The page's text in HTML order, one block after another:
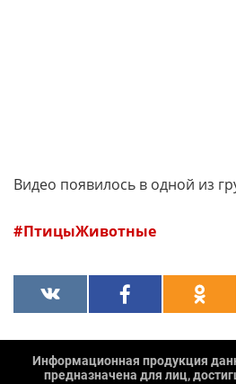
Видео появилось в одной из
ПтицыЖивотные
Информационная продукция
предназначена для лиц,